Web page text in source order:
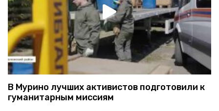
В Мурино лучших активистов подготовили к
гуманитарным миссиям